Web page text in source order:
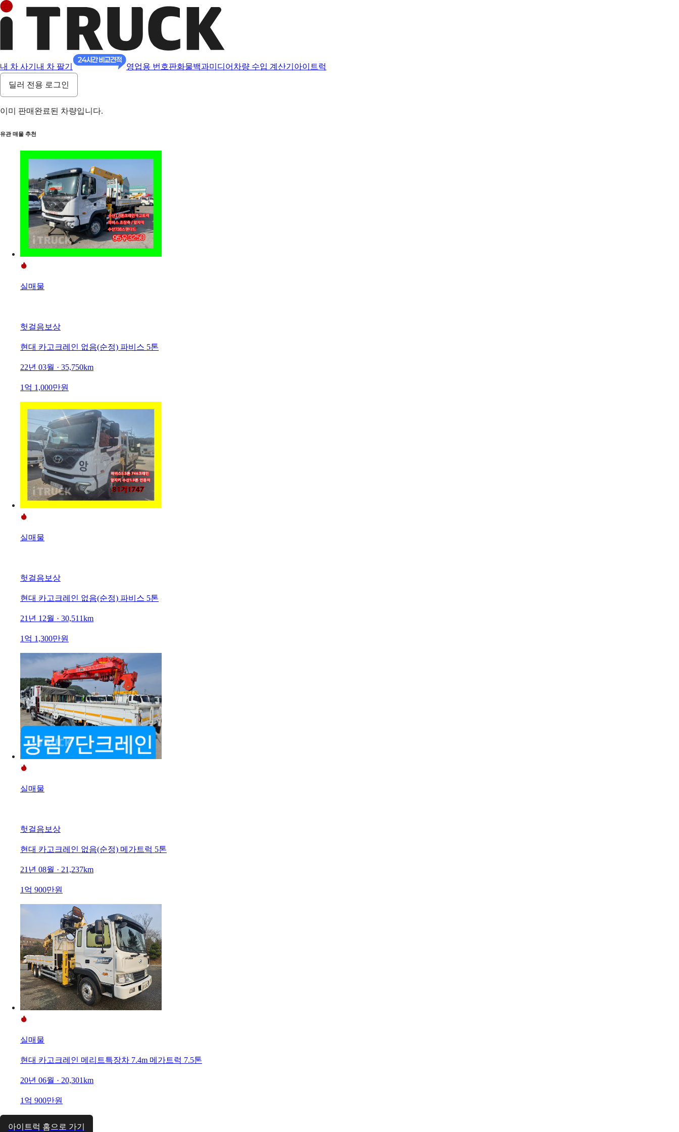
내 차 사기 내 차 팔기 영업용 번호판화물백과미디어 차량 수입 계산기 아이트럭
딜러 전용 로그인
이미 판매완료된 차량입니다.
유관 매물 추천
실매물
헛걸음보상
현대 카고크레인 없음(순정) 파비스 5톤
22년 03월 · 35,750km
1억 1,000만원
실매물
헛걸음보상
현대 카고크레인 없음(순정) 파비스 5톤
21년 12월 · 30,511km
1억 1,300만원
실매물
헛걸음보상
현대 카고크레인 없음(순정) 메가트럭 5톤
21년 08월 · 21,237km
1억 900만원
실매물
현대 카고크레인 메리트특장차 7.4m 메가트럭 7.5톤
20년 06월 · 20,301km
1억 900만원
아이트럭 홈으로 가기